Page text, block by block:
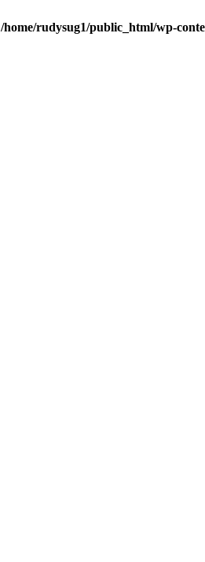
/home/rudysug1/public_html/wp-